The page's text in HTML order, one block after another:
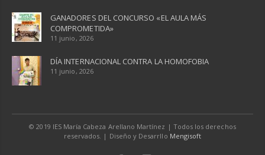
GANADORES DEL CONCURSO «EL AULA MÁS
COMPROMETIDA»
11 junio, 2026
DÍA INTERNACIONAL CONTRA LA HOMOFOBIA
11 junio, 2026
© 2019 IES María Cabeza Arellano Martínez | Todos los derechos
reservados. | Diseño y Desarrllo Mengisoft